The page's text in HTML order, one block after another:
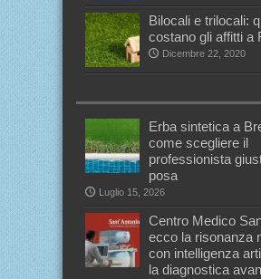
Bilocali e trilocali:
costano gli affitti a
Dicembre 22, 2020
Erba sintetica a
come scegliere il
professionista
posa
Luglio 15, 2026
Centro Medico
ecco la risonanza
con intelligenza
la diagnostica